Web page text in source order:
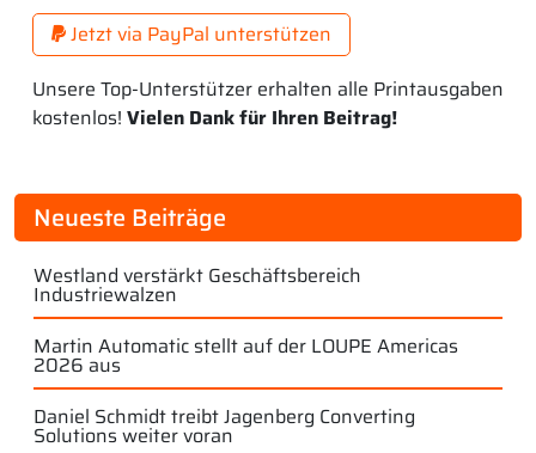
Jetzt via PayPal unterstützen
Unsere Top-Unterstützer erhalten alle Printausgaben
kostenlos! Vielen Dank für Ihren Beitrag!
Neueste Beiträge
Westland verstärkt Geschäftsbereich
Industriewalzen
Martin Automatic stellt auf der LOUPE Americas
2026 aus
Daniel Schmidt treibt Jagenberg Converting
Solutions weiter voran